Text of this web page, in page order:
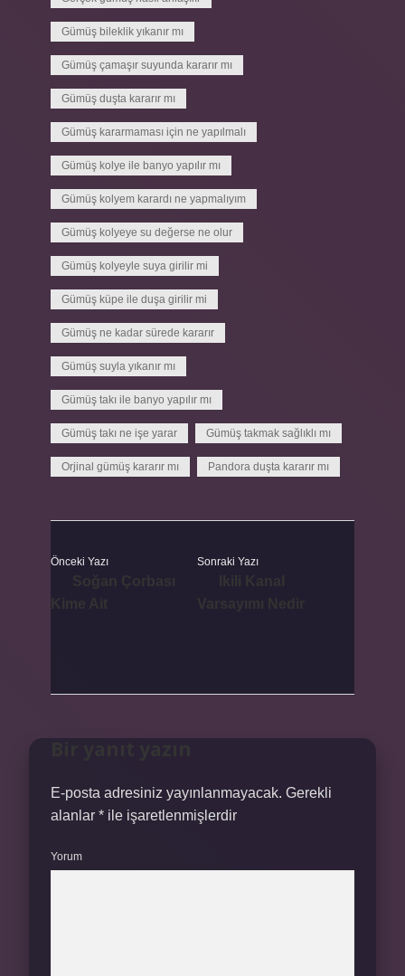
Gümüş bileklik yıkanır mı
Gümüş çamaşır suyunda kararır mı
Gümüş duşta kararır mı
Gümüş kararmaması için ne yapılmalı
Gümüş kolye ile banyo yapılır mı
Gümüş kolyem karardı ne yapmalıyım
Gümüş kolyeye su değerse ne olur
Gümüş kolyeyle suya girilir mi
Gümüş küpe ile duşa girilir mi
Gümüş ne kadar sürede kararır
Gümüş suyla yıkanır mı
Gümüş takı ile banyo yapılır mı
Gümüş takı ne işe yarar Gümüş takmak sağlıklı mı
Orjinal gümüş kararır mı Pandora duşta kararır mı
Önceki Yazı Sonraki Yazı
E-posta adresiniz yayınlanmayacak. Gerekli
alanlar * ile işaretlenmişlerdir
Yorum